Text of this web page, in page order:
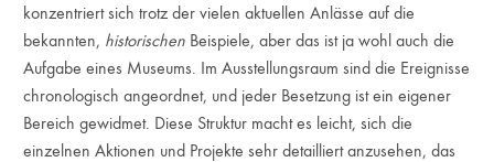
konzentriert sich trotz der vielen aktuellen Anlässe auf die
bekannten, historischen Beispiele, aber das ist ja wohl auch die
Aufgabe eines Museums. Im Ausstellungsraum sind die Ereignisse
chronologisch angeordnet, und jeder Besetzung ist ein eigener
Bereich gewidmet. Diese Struktur macht es leicht, sich die
einzelnen Aktionen und Projekte sehr detailliert anzusehen, das